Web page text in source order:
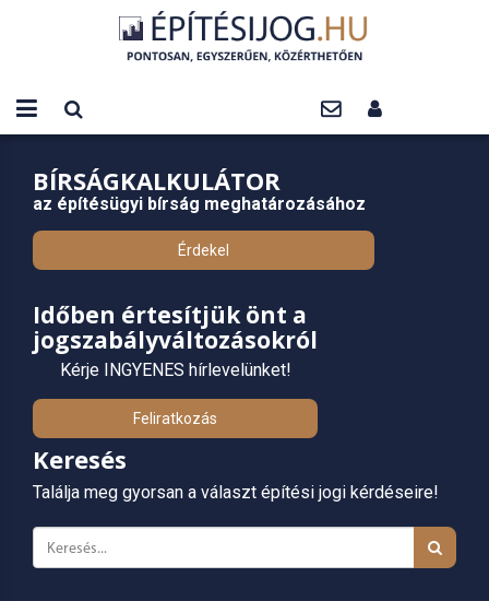
BÍRSÁGKALKULÁTOR
az építésügyi bírság meghatározásához
Érdekel
Időben értesítjük önt a
jogszabályváltozásokról
Kérje INGYENES hírlevelünket!
Feliratkozás
Keresés
Találja meg gyorsan a választ építési jogi kérdéseire!